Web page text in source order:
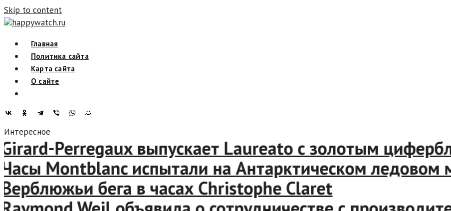
Skip to content
happywatch.ru
Главная
Политика сайта
Карта сайта
О сайте
Интересное
Perregaux выпускает Laureato с золотым
Montblanc испытали на Антарктическом ледовом
бега в часах Christophe Claret